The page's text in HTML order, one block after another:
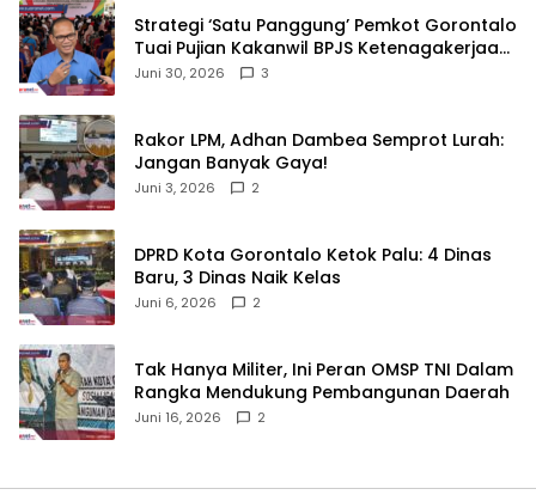
Strategi ‘Satu Panggung’ Pemkot Gorontalo
Tuai Pujian Kakanwil BPJS Ketenagakerjaan
Sulama‎‎
Juni 30, 2026 3
‎Rakor LPM, Adhan Dambea Semprot Lurah:
Jangan Banyak Gaya!‎
Juni 3, 2026 2
‎DPRD Kota Gorontalo Ketok Palu: 4 Dinas
Baru, 3 Dinas Naik Kelas
Juni 6, 2026 2
‎Tak Hanya Militer, Ini Peran OMSP TNI Dalam
Rangka Mendukung Pembangunan Daerah
Juni 16, 2026 2